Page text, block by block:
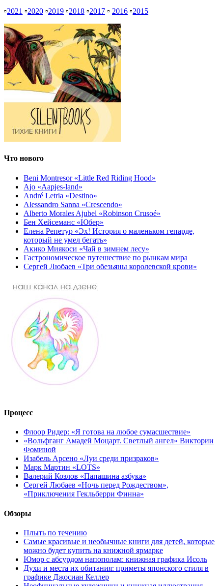
▫2021 ▫2020 ▫2019 ▫2018 ▫2017 ▫ 2016 ▫2015
Что нового
Beni Montresor «Little Red Riding Hood»
Ajo «Aapjes-land»
André Letria «Destino»
Alessandro Sanna «Crescendo»
Alberto Morales Ajubel «Robinson Crusoé»
Бен Хейсеманс «Юбер»
Елена Репетур «Эх! История о маленьком гепарде,
который не умел бегать»
Акико Миякоси «Чай в зимнем лесу»
Гастрономическое путешествие по рынкам мира
Сергей Любаев «Три обезьяны королевской крови»
Процесс
Флоор Ридер: «Я готова на любое сумасшествие»
«Вольфганг Амадей Моцарт. Светлый ангел» Виктории
Фоминой
Изабель Арсено «Луи среди призраков»
Марк Мартин «LOTS»
Валерий Козлов «Папашина азбука»
Сергей Любаев «Ночь перед Рождеством»,
«Приключения Гекльберри Финна»
Обзоры
Плыть по течению
Самые красивые и необычные книги для детей, которые
можно будет купить на книжной ярмарке
Юмор с абсурдом напополам: книжная графика Исоль
Духи и места их обитания: приметы японского стиля в
графике Джосиан Келлер